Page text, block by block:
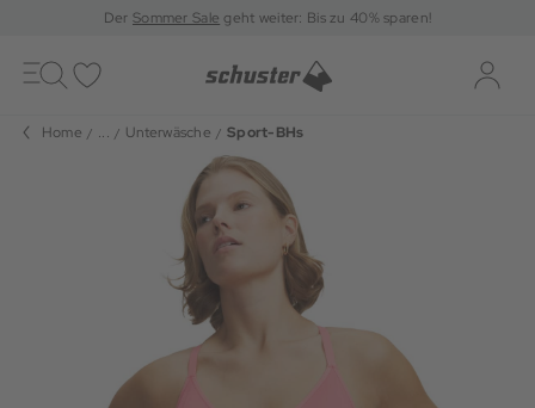
DerSommer Sale geht weiter: Bis zu 40% sparen!
Toggle
navigation
Home ... Unterwäsche Sport-BHs